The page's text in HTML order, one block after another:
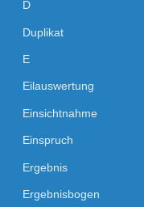
D
Duplikat
E
Eilauswertung
Einsichtnahme
Einspruch
Ergebnis
Ergebnisbogen